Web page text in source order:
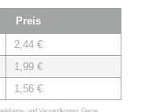
Preis
2,44 €
1,99 €
1,56 €
und Versandkosten. Gerne